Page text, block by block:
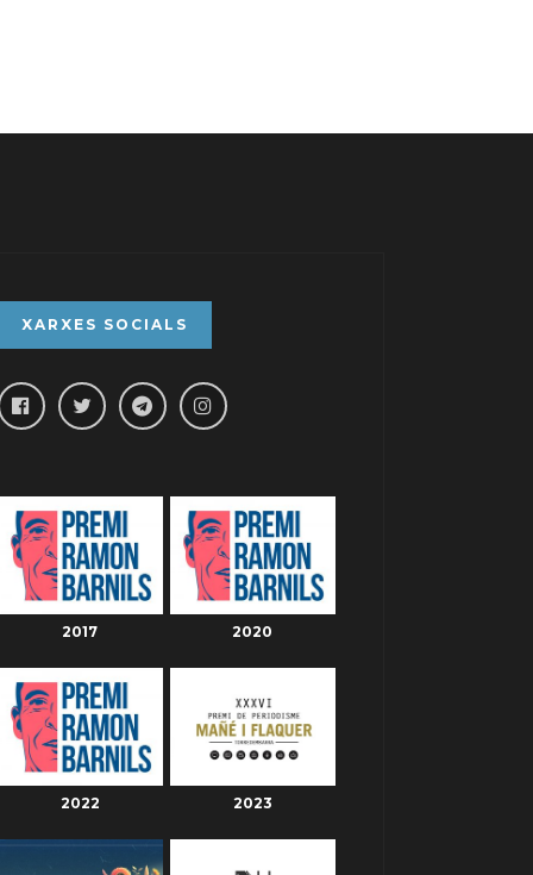
XARXES SOCIALS
2017 2020
2022 2023